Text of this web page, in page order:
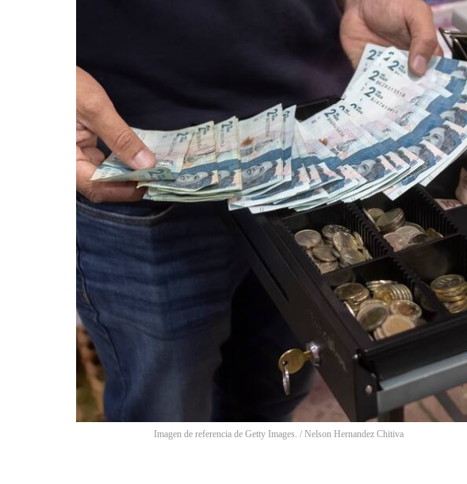
Imagen de referencia de Getty Images. / Nelson Hernandez Chitiva